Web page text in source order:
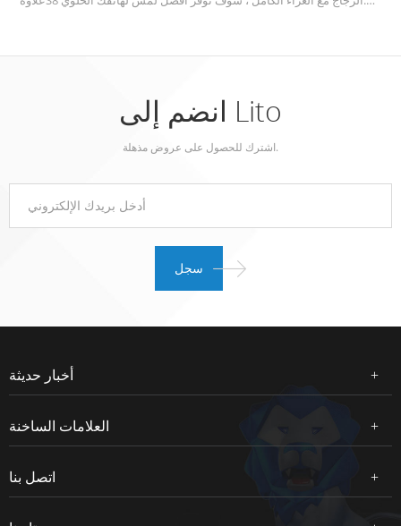
انضم إلى Lito
اشترك للحصول على عروض مذهلة.
أخبار حديثة
العلامات الساخنة
اتصل بنا